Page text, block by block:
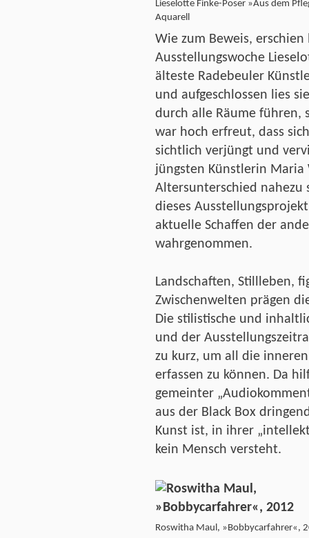
Lieselotte Finke-Poser »Aus dem
Aquarell
Wie zum Beweis,
Ausstellungswoche
älteste Radebeuler
und aufgeschlossen lies
durch alle Räume führen,
war hoch erfreut, dass
sichtlich verjüngt und
jüngsten Künstlerin
Altersunterschied nahezu
dieses
aktuelle Schaffen der
wahrgenommen.
Landschaften, Stillleben,
Zwischenwelten prägen
Die stilistische und
und der
zu kurz, um all die
erfassen zu können. Da
gemeinter
aus der Black Box
Kunst ist, in ihrer
kein Mensch versteht.
Roswitha Maul, »Bobbycarfahrer«,